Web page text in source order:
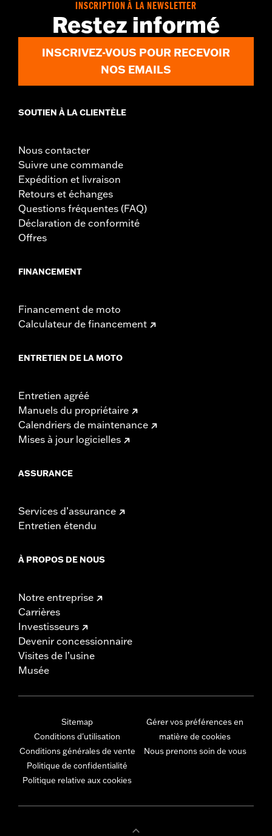
Requires separate purchase of model-specific Wheel
Installation Kit, Sprocket hardware and Brake Rotor-
specific hardware. See I-sheet for details. Installation
model-specific tire.
INSCRIPTION À LA NEWSLETTER
Restez informé
INSCRIVEZ-VOUS POUR RECEVOIR
NOS EMAILS
SOUTIEN À LA CLIENTÈLE
Nous contacter
Suivre une commande
Expédition et livraison
Retours et échanges
Questions fréquentes (FAQ)
Déclaration de conformité
Offres
FINANCEMENT
Financement de moto
Calculateur de financement
ENTRETIEN DE LA MOTO
Entretien agréé
Manuels du propriétaire
Calendriers de maintenance
Mises à jour logicielles
ASSURANCE
Services d’assurance
Entretien étendu
À PROPOS DE NOUS
Notre entreprise
Carrières
Investisseurs
Devenir concessionnaire
Visites de l’usine
Musée
Sitemap
Conditions d'utilisation
Conditions générales de vente
Politique de confidentialité
Politique relative aux cookies
Gérer vos préférences en
matière de cookies
Nous prenons soin de vous